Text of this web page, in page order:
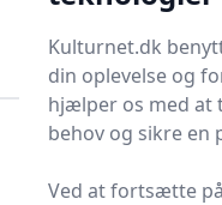
Start søgning
Bolig og
Kulturnet.dk
din oplevelse og
hjælper os med at
behov og sikre en
Ved at fortsætte